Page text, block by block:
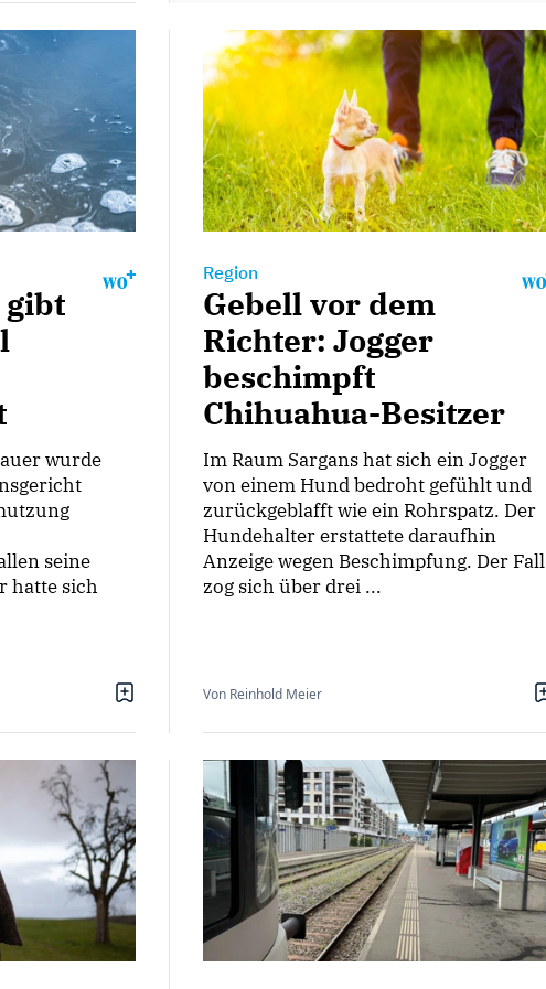
gibt
wurde
seine
hatte sich
Region
Gebell vor dem
Richter: Jogger
beschimpft
Chihuahua-Besitzer
Im Raum Sargans hat sich ein Jogger
von einem Hund bedroht gefühlt und
zurückgeblafft wie ein Rohrspatz. Der
Hundehalter erstattete daraufhin
Anzeige wegen Beschimpfung. Der Fall
zog sich über drei ...
Von Reinhold Meier